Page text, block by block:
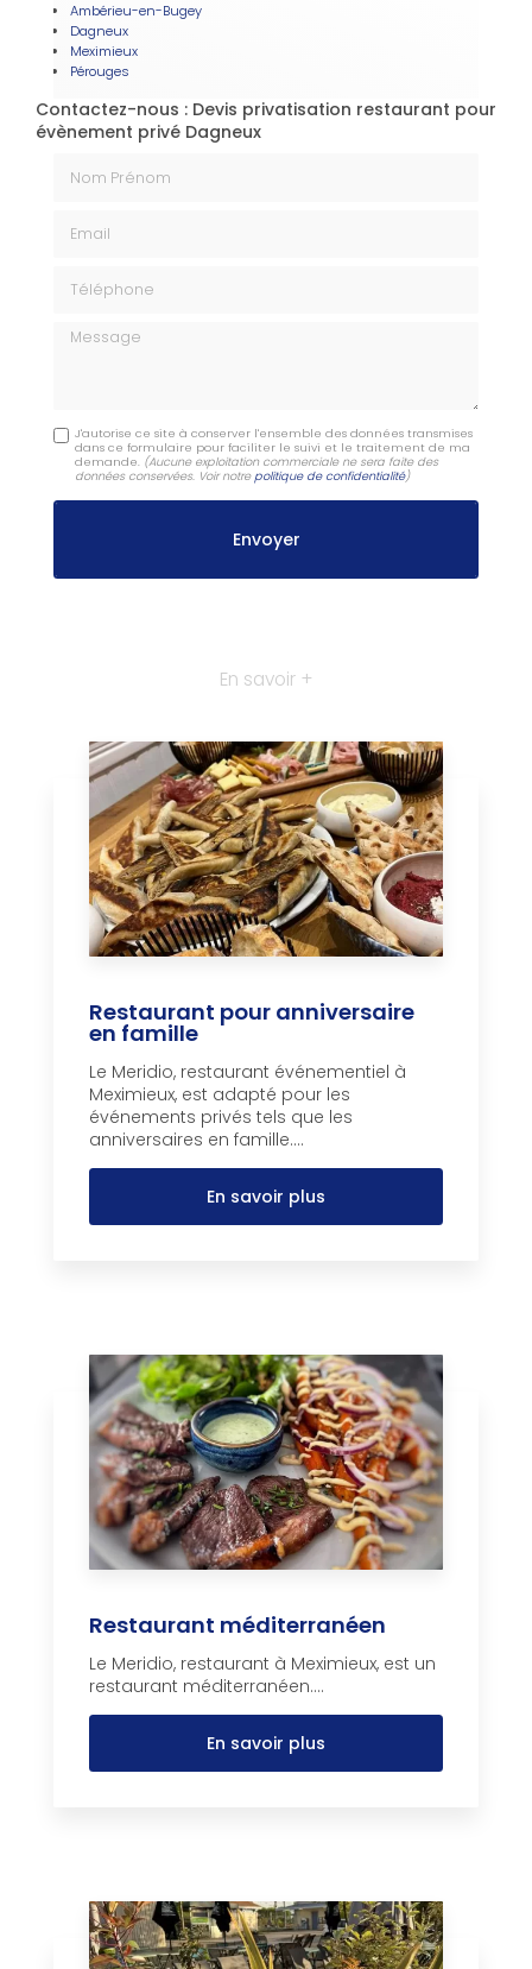
Ambérieu-en-Bugey
Dagneux
Meximieux
Pérouges
Contactez-nous : Devis privatisation restaurant pour
évènement privé Dagneux
Message
J'autorise ce site à conserver l'ensemble des données transmises
dans ce formulaire pour faciliter le suivi et le traitement de ma
demande. (Aucune exploitation commerciale ne sera faite des
données conservées. Voir notrepolitique de confidentialité)
En savoir +
Restaurant pour anniversaire
en famille
Le Meridio, restaurant événementiel à
Meximieux, est adapté pour les
événements privés tels que les
anniversaires en famille....
En savoir plus
Restaurant méditerranéen
Le Meridio, restaurant à Meximieux, est un
restaurant méditerranéen....
En savoir plus